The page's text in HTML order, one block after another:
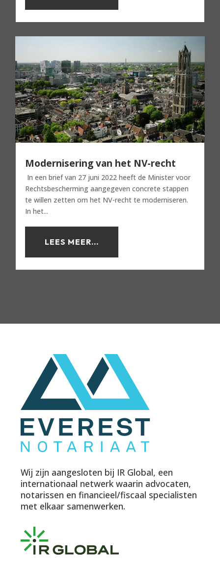
Modernisering van het NV-recht
In een brief van 27 juni 2022 heeft de Minister voor
Rechtsbescherming aangegeven concrete stappen
te willen zetten om het NV-recht te moderniseren.
In het...
LEES MEER...
Wij zijn aangesloten bij IR Global, een
internationaal netwerk waarin advocaten,
notarissen en financieel/fiscaal specialisten
met elkaar samenwerken.